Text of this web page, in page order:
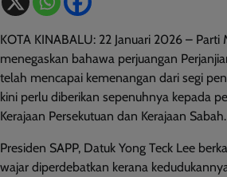
KOTA KINABALU: 22 Januari 2026 – Parti
menegaskan bahawa perjuangan
telah mencapai kemenangan dari segi
kini perlu diberikan sepenuhnya kepada
Kerajaan Persekutuan dan Kerajaan Sabah.
Presiden SAPP, Datuk Yong Teck Lee
wajar diperdebatkan kerana